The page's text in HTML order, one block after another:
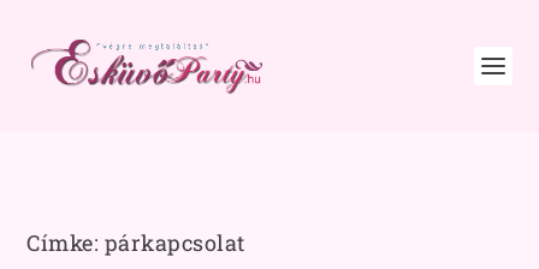
Címke: párkapcsolat